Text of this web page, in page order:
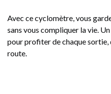
Avec ce cyclomètre, vous
sans vous compliquer la vie.
pour profiter de chaque sortie,
route.